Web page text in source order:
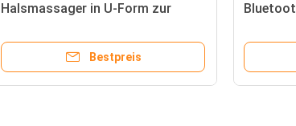
Halsmassager in U-Form zur
Schulterschmerzen
Bestpreis
YLP-
Durchmesser 63 mm mit hohem Drehmoment Permanentmagnet Brushed DC Motor 1 kg
1.5 PS 2 PS 2,5 PS 3 PS Laufband Motor Antrieb Motor Elektrisch mit anderen Schutzmerkmalen
Professionelle Moderne Design Dc 12v Pu Leder Smart Schulter Hals Massager Timing Control